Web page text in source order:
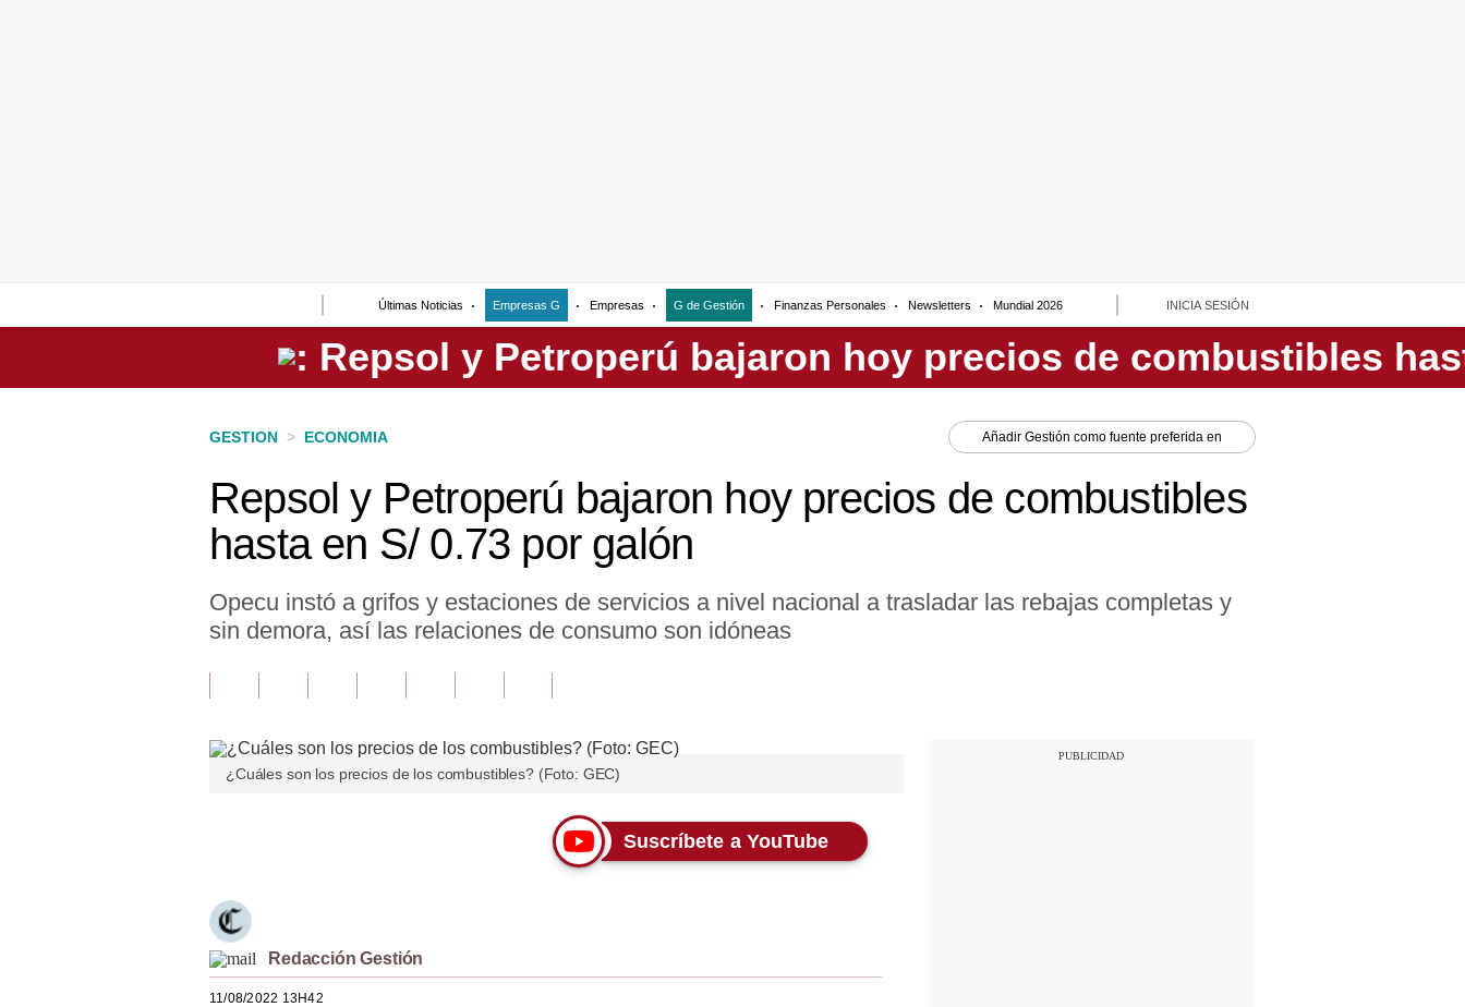
Últimas Noticias Empresas G Empresas G de Gestión Finanzas Personales Newsletters Mundial 2026 INICIA SESIÓN
Perú
GESTION > ECONOMIA Añadir Gestión como fuente preferida en
Repsol y Petroperú bajaron hoy precios de combustibles
hasta en S/ 0.73 por galón
Opecu instó a grifos y estaciones de servicios a nivel nacional a trasladar las rebajas completas y
sin demora, así las relaciones de consumo son idóneas
¿Cuáles son los precios de los combustibles? (Foto: GEC)
Suscríbete a YouTube
Redacción Gestión
11/08/2022 13H42